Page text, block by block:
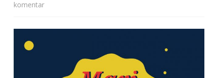
komentarpada
Kampus